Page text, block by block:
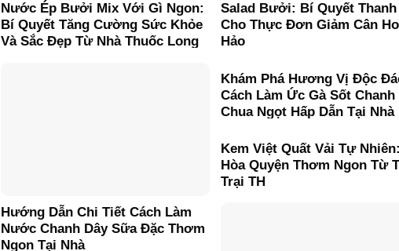
Nước Ép Bưởi Mix Với Gì Ngon:
Bí Quyết Tăng Cường Sức Khỏe
Và Sắc Đẹp Từ Nhà Thuốc Long
Salad Bưởi: Bí Quyết Thanh
Cho Thực Đơn Giảm Cân
Hảo
Hướng Dẫn Chi Tiết Cách Làm
Nước Chanh Dây Sữa Đặc Thơm
Ngon Tại Nhà
Khám Phá Hương Vị Độc
Cách Làm Ức Gà Sốt Chanh
Chua Ngọt Hấp Dẫn Tại Nhà
Kem Việt Quất Vải Tự
Hòa Quyện Thơm Ngon Từ
Trại TH